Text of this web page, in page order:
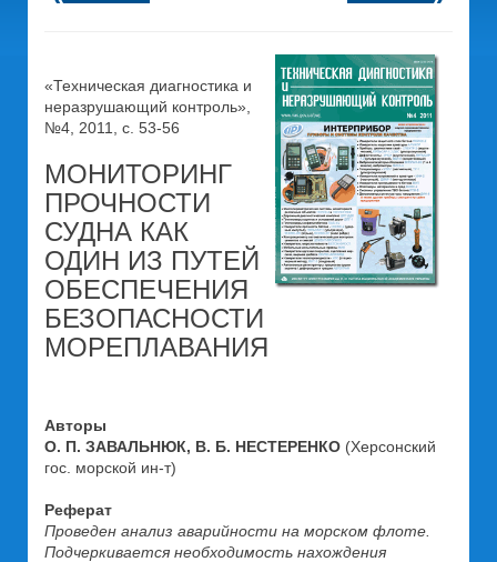
«Техническая диагностика и
неразрушающий контроль»,
№4, 2011, с. 53-56
МОНИТОРИНГ
ПРОЧНОСТИ
СУДНА КАК
ОДИН ИЗ ПУТЕЙ
ОБЕСПЕЧЕНИЯ
БЕЗОПАСНОСТИ
МОРЕПЛАВАНИЯ
Авторы
О. П. ЗАВАЛЬНЮК, В. Б. НЕСТЕРЕНКО (Херсонский
гос. морской ин-т)
Реферат
Проведен анализ аварийности на морском флоте.
Подчеркивается необходимость нахождения